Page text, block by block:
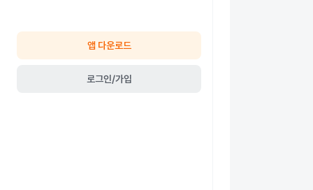
앱 다운로드
로그인/가입